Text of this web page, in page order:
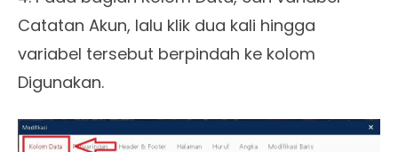
Catatan Akun, lalu klik dua kali hingga
variabel tersebut berpindah ke kolom
Digunakan.